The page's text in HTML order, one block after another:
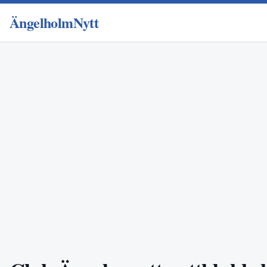
ÄngelholmNytt